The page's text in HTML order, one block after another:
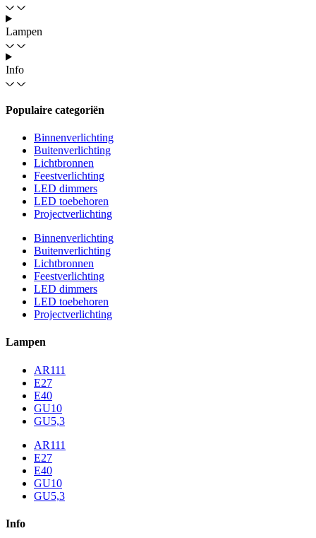
Lampen
Info
Populaire categoriën
Binnenverlichting
Buitenverlichting
Lichtbronnen
Feestverlichting
LED dimmers
LED toebehoren
Projectverlichting
Binnenverlichting
Buitenverlichting
Lichtbronnen
Feestverlichting
LED dimmers
LED toebehoren
Projectverlichting
Lampen
AR111
E27
E40
GU10
GU5,3
AR111
E27
E40
GU10
GU5,3
Info